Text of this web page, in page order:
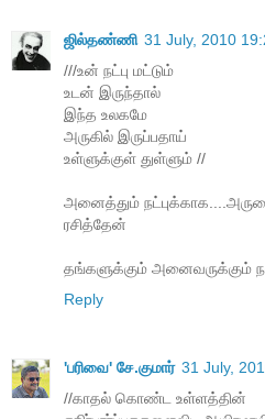
ஜில்தண்ணி 31 July, 2010
///உன் நட்பு மட்டும்
உடன் இருந்தால்
இந்த உலகமே
அருகில் இருப்பதாய்
உள்ளுக்குள் துள்ளும் //
அனைத்தும்
ரசித்தேன்
தங்களுக்கும் அனைவருக்கும்
Reply
'பரிவை' சே.குமார் 31 July,
//காதல் கொண்ட உள்ளத்தின்